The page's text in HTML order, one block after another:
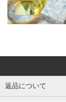
返品について